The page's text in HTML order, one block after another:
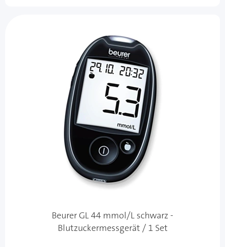
Beurer GL 44 mmol/L schwarz -
Blutzuckermessgerät / 1 Set